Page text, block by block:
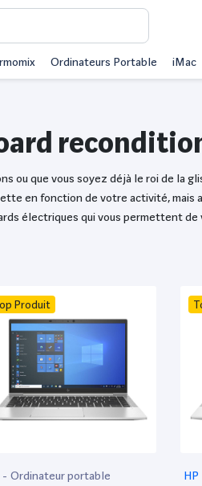
Ordinateurs Portable iMac
ou que vous soyez déjà le roi de la
en fonction de votre activité,
électriques qui vous permettent de
Produit
- Ordinateur portable HP